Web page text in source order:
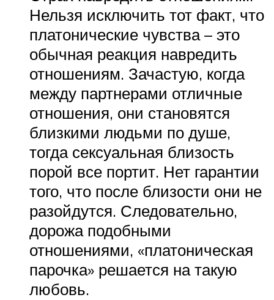
Нельзя исключить тот факт, что
платонические чувства – это
обычная реакция навредить
отношениям. Зачастую, когда
между партнерами отличные
отношения, они становятся
близкими людьми по душе,
тогда сексуальная близость
порой все портит. Нет гарантии
того, что после близости они не
разойдутся. Следовательно,
дорожа подобными
отношениями, «платоническая
парочка» решается на такую
любовь.